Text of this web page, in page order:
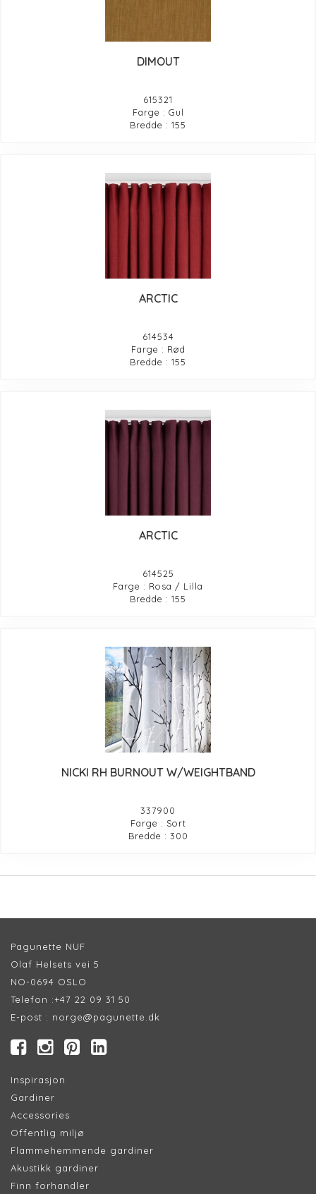
DIMOUT
615321
Farge : Gul
Bredde : 155
ARCTIC
614534
Farge : Rød
Bredde : 155
ARCTIC
614525
Farge : Rosa / Lilla
Bredde : 155
NICKI RH BURNOUT W/WEIGHTBAND
337900
Farge : Sort
Bredde : 300
Pagunette NUF
Olaf Helsets vei 5
NO-0694 OSLO
Telefon :+47 22 09 31 50
E-post : norge@pagunette.dk
Inspirasjon
Gardiner
Accessories
Offentlig miljø
Flammehemmende gardiner
Akustikk gardiner
Finn forhandler